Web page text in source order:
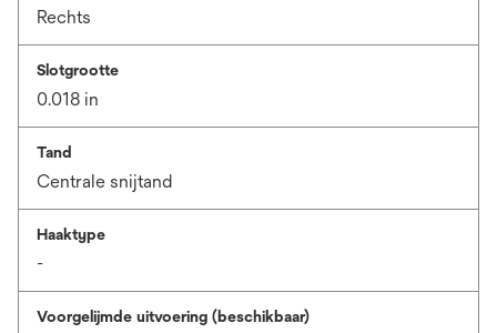
Rechts
Slotgrootte
0.018 in
Tand
Centrale snijtand
Haaktype
-
Voorgelijmde uitvoering (beschikbaar)